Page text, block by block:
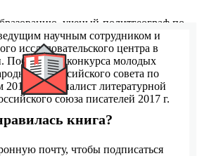
ученый-политгеограф по
научным сотрудником и
исследовательского центра в
конкурса молодых
Российского совета по
2014 г. и финалист литературной
союза писателей 2017 г.
книга?
почту, чтобы подписаться